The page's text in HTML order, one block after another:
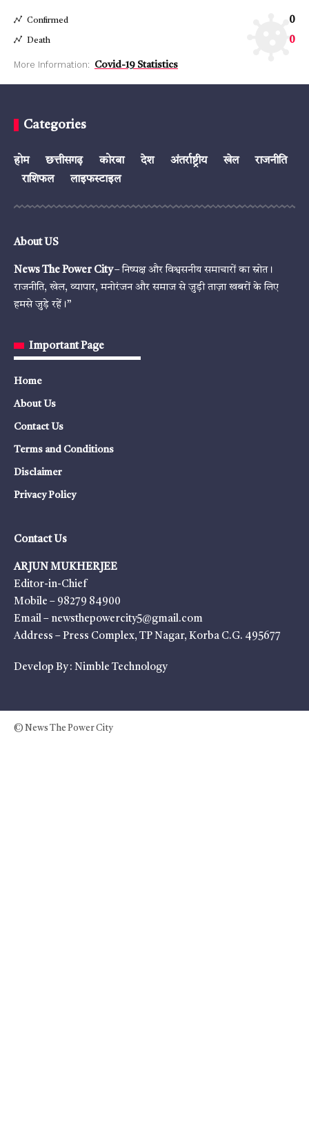
Confirmed 0
Death 0
More Information: Covid-19 Statistics
Categories
होम छत्तीसगढ़ कोरबा देश अंतर्राष्ट्रीय खेल
राजनीति
राशिफल
लाइफस्टाइल
About US
News The Power City– निष्पक्ष और विश्वसनीय समाचारों का स्रोत।
राजनीति, खेल, व्यापार, मनोरंजन और समाज से जुड़ी ताज़ा खबरों के लिए
हमसे जुड़े रहें।”
Important Page
Home
About Us
Contact Us
Terms and Conditions
Disclaimer
Privacy Policy
Contact Us
ARJUN MUKHERJEE
Editor-in-Chief
Mobile – 98279 84900
Email – newsthepowercity5@gmail.com
Address – Press Complex, TP Nagar, Korba C.G. 495677
Develop By : Nimble Technology
© News The Power City